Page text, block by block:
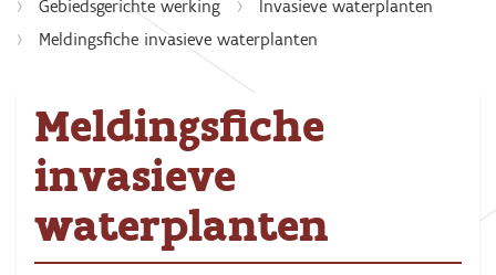
Gebiedsgerichte werking
Invasieve waterplanten
Meldingsfiche invasieve waterplanten
Meldingsfiche
invasieve
waterplanten